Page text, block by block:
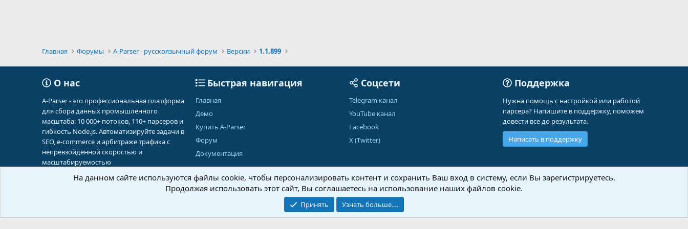
Главная Форумы A-Parser - русскоязычный форум Версии 1.1.899
О нас
A-Parser - это профессиональная платформа
для сбора данных промышленного
масштаба: 10 000+ потоков, 110+ парсеров и
гибкость Node.js. Автоматизируйте задачи в
SEO, e-commerce и арбитраже трафика с
непревзойденной скоростью и
масштабируемостью
Быстрая навигация
Главная
Демо
Купить A-Parser
Форум
Документация
Соцсети
Telegram канал
YouTube канал
Facebook
X (Twitter)
Поддержка
Нужна помощь с настройкой или работой
парсера? Напишите в поддержку, поможем
довести все до результата.
Написать в поддержку
Обратная связь Условия и правила Политика конфиденциальности
Community platform by XenForo® © 2010-2026 XenForo Ltd.
На данном сайте используются файлы cookie, чтобы персонализировать контент и сохранить Ваш вход в систему, если Вы зарегистрируетесь.
Продолжая использовать этот сайт, Вы соглашаетесь на использование наших файлов cookie.
Принять Узнать больше.…